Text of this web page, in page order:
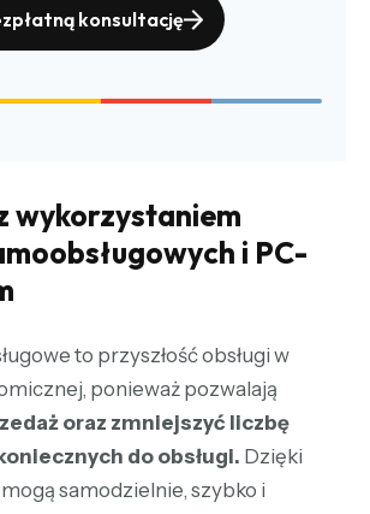
konsultację
wykorzystaniem
i PC-
to przyszłość obsługi w
ponieważ pozwalają
oraz zmniejszyć liczbę
do obsługi. Dzięki
samodzielnie, szybko i